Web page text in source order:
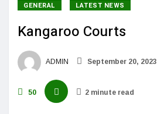
GENERAL LATEST NEWS
Kangaroo Courts
ADMIN September 20, 2023
50 2 minute read